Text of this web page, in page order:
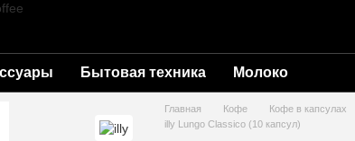
Бытовая техника Молоко
Главная Кофе Кофе в капсулах
illy Lungo Classico (10 капсул)